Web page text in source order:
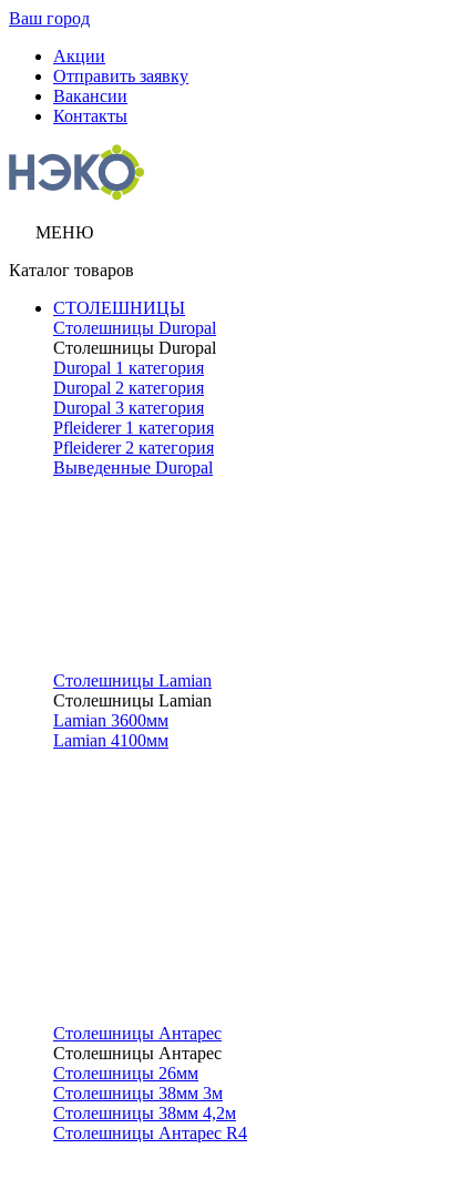
Ваш город
Акции
Отправить заявку
Вакансии
Контакты
МЕНЮ
Каталог товаров
СТОЛЕШНИЦЫ
Столешницы Duropal
Столешницы Duropal
Duropal 1 категория
Duropal 2 категория
Duropal 3 категория
Pfleiderer 1 категория
Pfleiderer 2 категория
Выведенные Duropal
Столешницы Lamian
Столешницы Lamian
Lamian 3600мм
Lamian 4100мм
Столешницы Антарес
Столешницы Антарес
Столешницы 26мм
Столешницы 38мм 3м
Столешницы 38мм 4,2м
Столешницы Антарес R4